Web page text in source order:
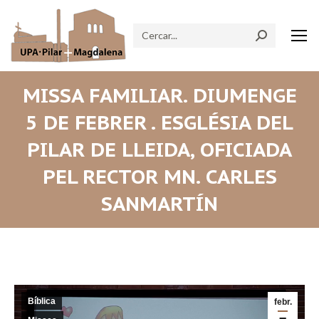
Search:
MISSA FAMILIAR. DIUMENGE
5 DE FEBRER . ESGLÉSIA DEL
PILAR DE LLEIDA, OFICIADA
PEL RECTOR MN. CARLES
SANMARTÍN
febr.
Bíblica